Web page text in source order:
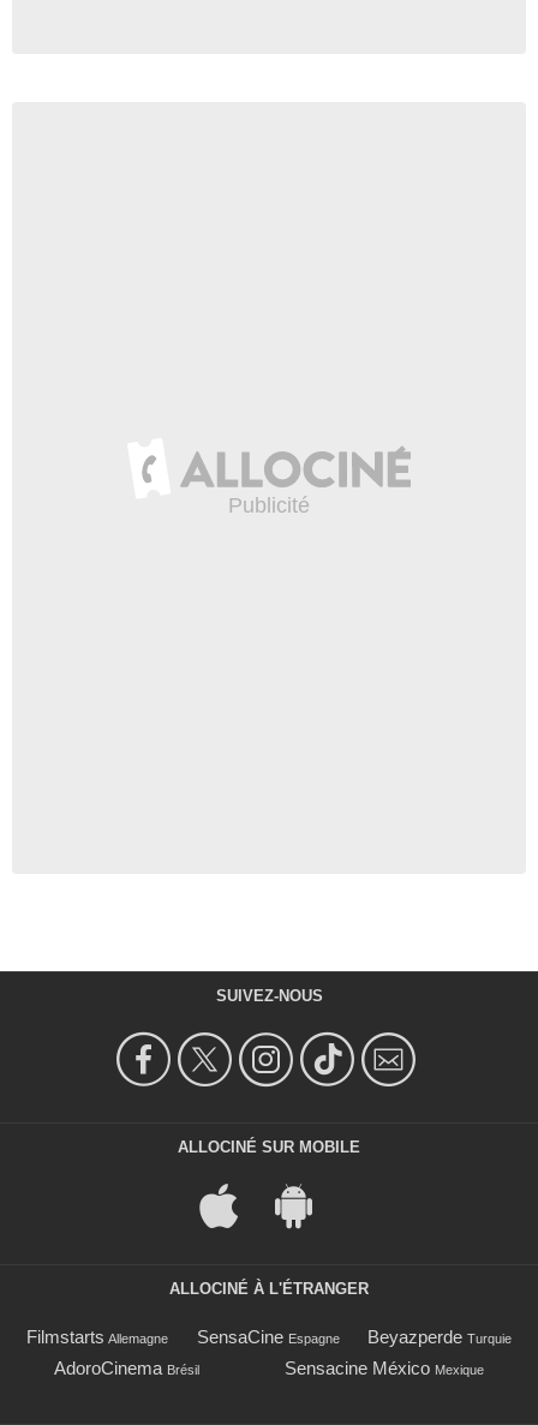
SUIVEZ-NOUS
ALLOCINÉ SUR MOBILE
ALLOCINÉ À L'ÉTRANGER
Filmstarts Allemagne SensaCine Espagne Beyazperde Turquie
AdoroCinema Brésil Sensacine México Mexique